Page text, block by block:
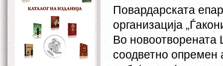
Повардарската
организација
Во новоотворената
соодветно опремен